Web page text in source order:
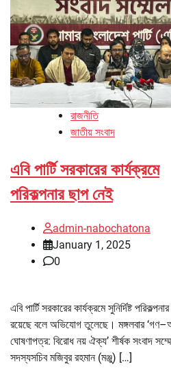
রাজনীতি
জাতীয় সংবাদ
এবি পার্টি সরকারের কার্যক্রমে
পরিকল্পনার ছাপ নেই
admin-nabochatona
January 1, 2025
0
এবি পার্টি সরকারের কার্যক্রমে সুনির্দিষ্ট
রয়েছে বলে অভিযোগ তুলেছে। মঙ্গলবার
ঘোষণাপত্র: বিরোধ নয় ঐক্য’ শীর্ষক সংবাদ
সদস্যসচিব মজিবুর রহমান (মঞ্জু) […]